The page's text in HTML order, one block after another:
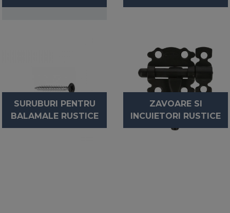
SURUBURI PENTRU
BALAMALE RUSTICE
ZAVOARE SI
INCUIETORI RUSTICE